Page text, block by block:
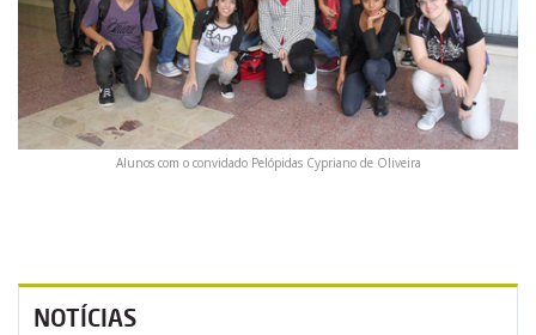
Alunos com o convidado Pelópidas Cypriano de Oliveira
NOTÍCIAS